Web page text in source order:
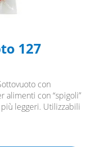
127
con
alimenti con “spigoli”
leggeri. Utilizzabili